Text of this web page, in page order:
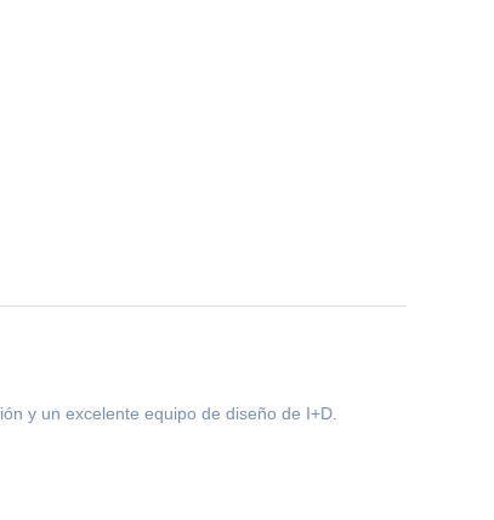
y un excelente equipo de diseño de I+D.